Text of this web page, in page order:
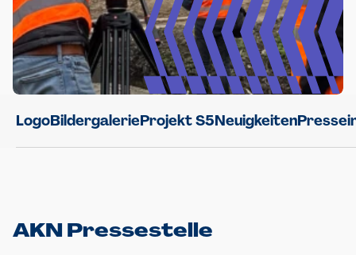
LogoBildergalerieProjekt S5Neuigkeiten
AKN Pressestelle